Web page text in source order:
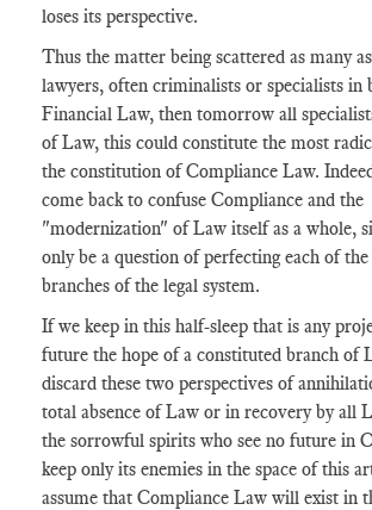
loses its perspective.
Thus the matter being scattered as many
lawyers, often criminalists or specialists in
Financial Law, then tomorrow all
of Law, this could constitute the most
the constitution of Compliance Law.
come back to confuse Compliance and the
"modernization" of Law itself as a whole,
only be a question of perfecting each of the
branches of the legal system.
If we keep in this half-sleep that is any
future the hope of a constituted branch of
discard these two perspectives of
total absence of Law or in recovery by all
the sorrowful spirits who see no future in
keep only its enemies in the space of this
assume that Compliance Law will exist in